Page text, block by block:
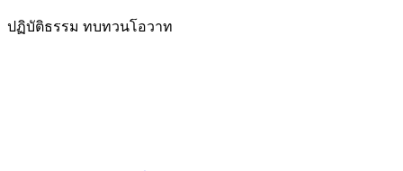
ปฏิบัติธรรม ทบทวนโอวาท